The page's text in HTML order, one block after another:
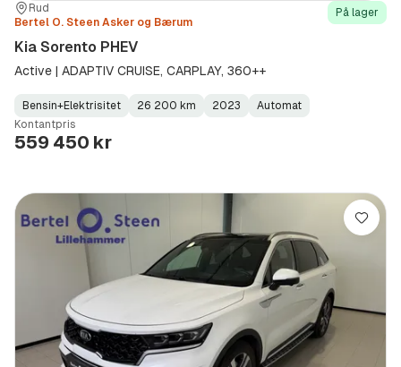
Sted:
Rud
Forhandler:
Bertel O. Steen Asker og Bærum
På lager
Kia Sorento PHEV
Active | ADAPTIV CRUISE, CARPLAY, 360++
Fuel
Type:
Bensin+Elektrisitet
Kilometerstand: 26 200 km
Model
Year:
2023
Gearbox
Type:
Automat
Kontantpris
559 450 kr
Lagre